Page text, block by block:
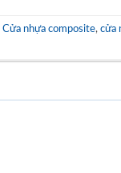
Cửa nhựa composite, cửa